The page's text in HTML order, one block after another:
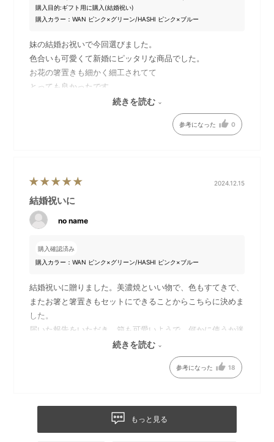
パール風の箸置きは「健康、
サイズ感
購入目的:ギフト用に購入(結婚祝い)
購入カラー：WAN ピンク×グリーン/HASHI ピンク×ブルー
妹の結婚お祝いで今回選びました。
色合いも可愛くて新婚にピッタリな商品でした。
お花の箸置きも細かく細工されてて
とっても良かったです。
喜んでもらえてよかったです。
続きを読む
参考になった 0
2024.12.15
結婚祝いに
no name
購入確認済み
購入カラー：WAN ピンク×グリーン/HASHI ピンク×ブルー
結婚祝いに贈りました。美濃焼といい物で、色もすてきで、
またお箸と箸置きもセットにできることからこちらに決めま
した。
届いた報告をいただき、箱も可愛いようで、何かに使うか迷
っているようでした。また、メッセージもいくつかデザイン
があり、相手にぴったりなデザインを選ぶことができ大変喜
続きを読む
参考になった 18
もっと見る